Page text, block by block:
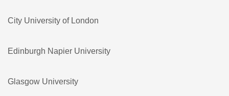
City University of London
Edinburgh Napier University
Glasgow University